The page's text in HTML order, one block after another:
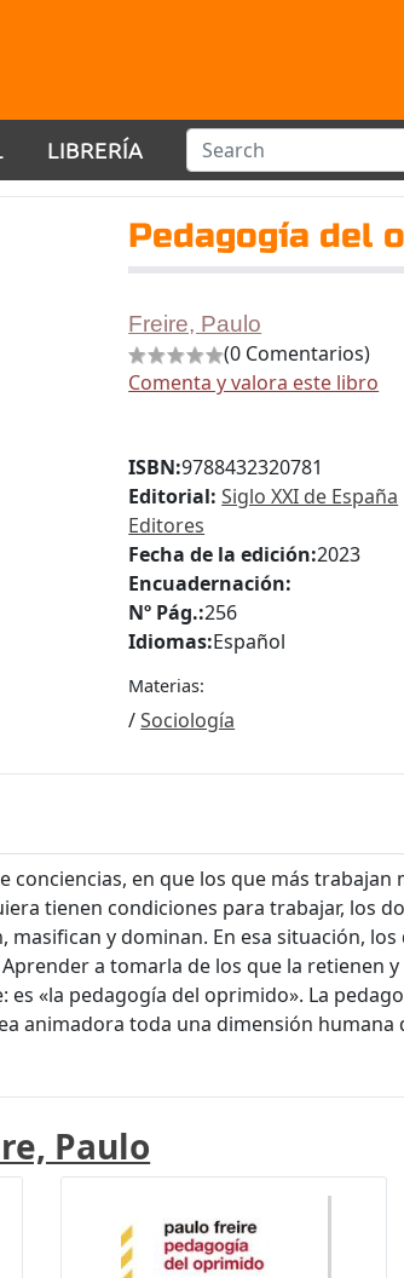
LIBRERÍA
Pedagogía del
Freire, Paulo
(0 Comentarios)
Comenta y valora este libro
ISBN:9788432320781
Editorial: Siglo XXI de España
Editores
Fecha de la edición:2023
Encuadernación:
Nº Pág.:256
Idiomas:Español
Materias:
/Sociología
conciencias, en que los que más trabajan
tienen condiciones para trabajar, los
masifican y dominan. En esa situación,
a tomarla de los que la retienen
«la pedagogía del oprimido». La
animadora toda una dimensión humana
Paulo